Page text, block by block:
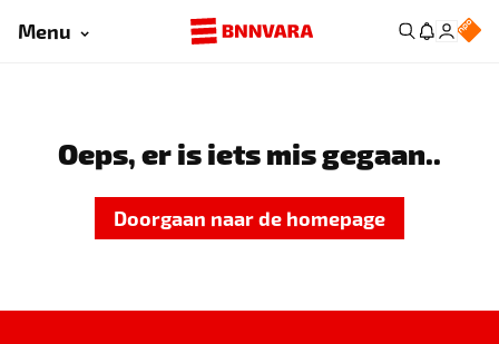
Menu
Oeps, er is iets mis gegaan..
Doorgaan naar de homepage